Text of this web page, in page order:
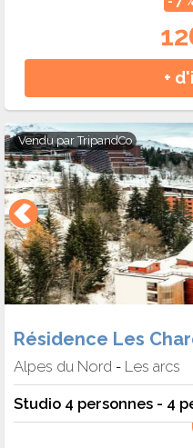
+
Vendu parTripandCo
Résidence Les
Alpes du Nord - Les arcs
Studio 4 personnes - 4